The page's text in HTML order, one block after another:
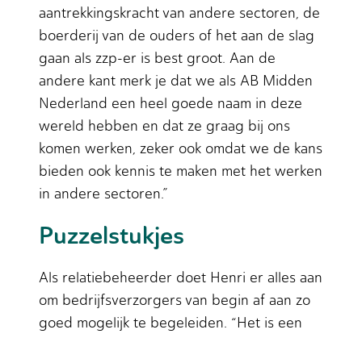
aantrekkingskracht van andere sectoren, de
boerderij van de ouders of het aan de slag
gaan als zzp-er is best groot. Aan de
andere kant merk je dat we als AB Midden
Nederland een heel goede naam in deze
wereld hebben en dat ze graag bij ons
komen werken, zeker ook omdat we de kans
bieden ook kennis te maken met het werken
in andere sectoren.”
Puzzelstukjes
Als relatiebeheerder doet Henri er alles aan
om bedrijfsverzorgers van begin af aan zo
goed mogelijk te begeleiden. “Het is een